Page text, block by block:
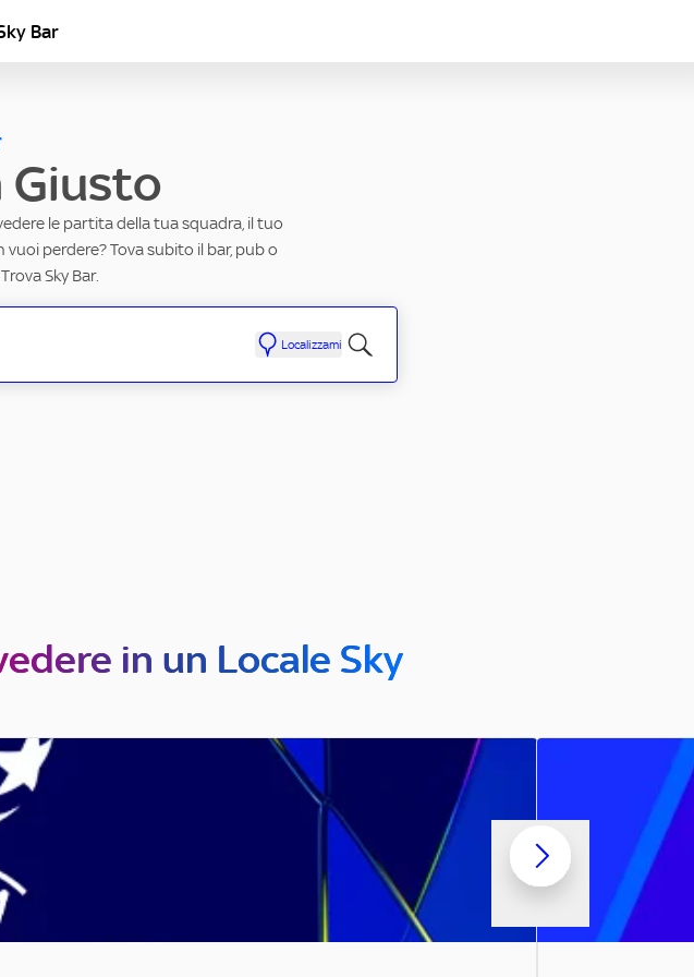
Bar
Giusto
le partita della tua squadra, il tuo
perdere? Tova subito il bar, pub o
Sky Bar.
Localizzami
in un Locale Sky